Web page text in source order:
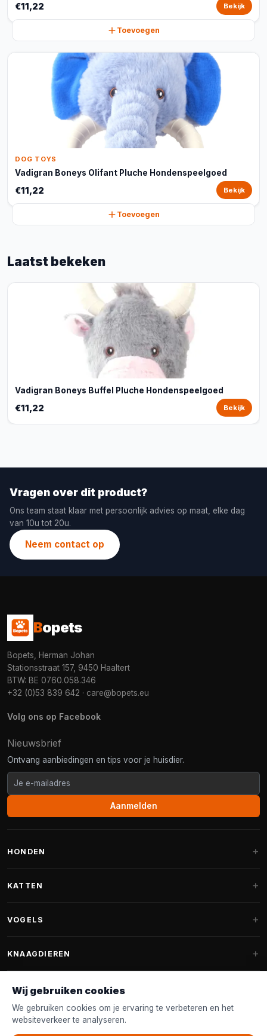
€11,22 Bekijk
Toevoegen
DOG TOYS
Vadigran Boneys Olifant Pluche Hondenspeelgoed
€11,22 Bekijk
Toevoegen
Laatst bekeken
Vadigran Boneys Buffel Pluche Hondenspeelgoed
€11,22 Bekijk
Vragen over dit product?
Ons team staat klaar met persoonlijk advies op maat, elke dag
van 10u tot 20u.
Neem contact op
Bopets
Bopets, Herman Johan
Stationsstraat 157, 9450 Haaltert
BTW: BE 0760.058.346
+32 (0)53 839 642 · care@bopets.eu
Volg ons op Facebook
Nieuwsbrief
Ontvang aanbiedingen en tips voor je huisdier.
Aanmelden
HONDEN
Fantail hondenmanden
Hondenspeelgoed
Halsband & Lijn
KATTEN
Krabpalen voor Maine Coon
Kattenmanden
VOGELS
Vogelvoer binnenvogels
Voederhuisjes
Nestkastjes & Nesting
KNAAGDIEREN
Knaagdierenvoer
Accessoires
KLANTENSERVICE
Wij gebruiken cookies
We gebruiken cookies om je ervaring te verbeteren en het
websiteverkeer te analyseren.